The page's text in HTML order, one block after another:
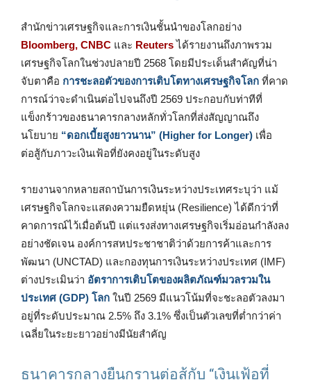
สำนักข่าวเศรษฐกิจและการเงินชั้นนำของโลกอย่าง
Bloomberg, CNBC และ Reutersได้รายงานถึงภาพรวม
เศรษฐกิจโลกในช่วงปลายปี 2568 โดยมีประเด็นสำคัญที่น่า
จับตาคือ การชะลอตัวของการเติบโตทางเศรษฐกิจโลก ที่คาด
การณ์ว่าจะดำเนินต่อไปจนถึงปี 2569 ประกอบกับท่าทีที่
แข็งกร้าวของธนาคารกลางหลักทั่วโลกที่ส่งสัญญาณถึง
นโยบาย “ดอกเบี้ยสูงยาวนาน” (Higher for Longer) เพื่อ
ต่อสู้กับภาวะเงินเฟ้อที่ยังคงอยู่ในระดับสูง
รายงานจากหลายสถาบันการเงินระหว่างประเทศระบุว่า แม้
เศรษฐกิจโลกจะแสดงความยืดหยุ่น (Resilience) ได้ดีกว่าที่
คาดการณ์ไว้เมื่อต้นปี แต่แรงส่งทางเศรษฐกิจเริ่มอ่อนกำลังลง
อย่างชัดเจน องค์การสหประชาชาติว่าด้วยการค้าและการ
พัฒนา (UNCTAD) และกองทุนการเงินระหว่างประเทศ (IMF)
ต่างประเมินว่า อัตราการเติบโตของผลิตภัณฑ์มวลรวมใน
ประเทศ (GDP) โลก ในปี 2569 มีแนวโน้มที่จะชะลอตัวลงมา
อยู่ที่ระดับประมาณ 2.5% ถึง 3.1% ซึ่งเป็นตัวเลขที่ต่ำกว่าค่า
เฉลี่ยในระยะยาวอย่างมีนัยสำคัญ
ธนาคารกลางยืนกรานต่อสู้กับ “เงินเฟ้อที่